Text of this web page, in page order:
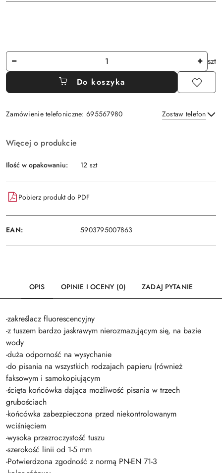
Ilość
szt
Do koszyka
Zamówienie telefoniczne: 695567980 Zostaw telefon
i
dostawa
Więcej o produkcie
Ilość w opakowaniu: 12 szt
Pobierz produkt do PDF
EAN: 5903795007863
OPIS OPINIE I OCENY (0) ZADAJ PYTANIE
-zakreślacz fluorescencyjny
-z tuszem bardzo jaskrawym nierozmazującym się, na bazie
wody
-duża odporność na wysychanie
-do pisania na wszystkich rodzajach papieru (również
faksowym i samokopiującym
-ścięta końcówka dająca możliwość pisania w trzech
grubościach
-końcówka zabezpieczona przed niekontrolowanym
wciśnięciem
-wysoka przezroczystość tuszu
-szerokość linii od 1-5 mm
-Potwierdzona zgodność z normą PN-EN 71-3